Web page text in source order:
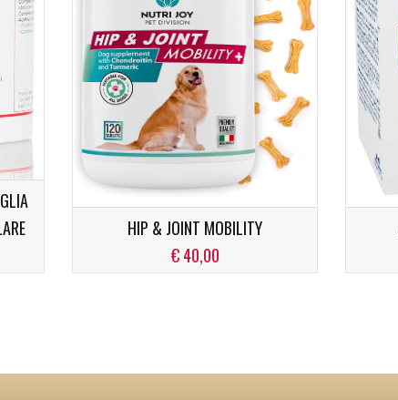
HIP & JOINT MOBILITY
€ 40,00